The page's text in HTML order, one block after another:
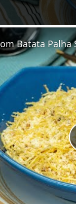
Batata Palha